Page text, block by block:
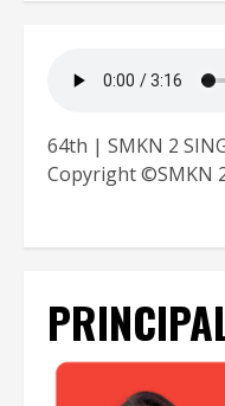
64th | SMKN 2
Copyright ©SMKN